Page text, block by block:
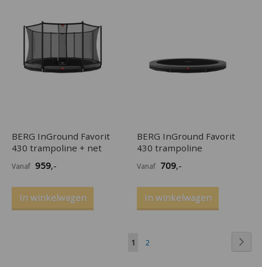
BERG InGround Favorit
430 trampoline + net
Vanaf 959,-
In winkelwagen
BERG InGround Favorit
430 trampoline
Vanaf 709,-
In winkelwagen
lees
1 2